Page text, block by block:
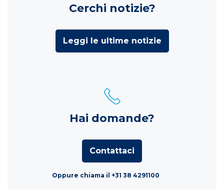
Cerchi notizie?
Leggi le ultime notizie
Hai domande?
Contattaci
Oppure chiama il +31 38 4291100